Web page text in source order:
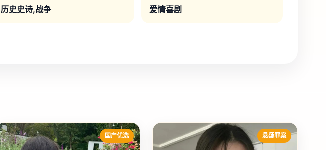
历史史诗,战争 爱情喜剧
国产优选 悬疑罪案